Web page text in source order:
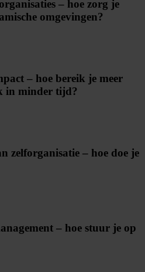
– hoe zorg je
omgevingen?
– hoe bereik je meer
in minder tijd?
zelforganisatie – hoe doe je
– hoe stuur je op